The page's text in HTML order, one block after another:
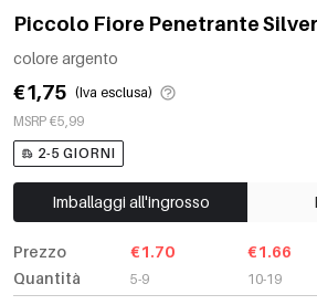
Piccolo Fiore Penetrante
colore argento
€1,75 (Iva esclusa)
MSRP €5,99
2-5 GIORNI
Imballaggi all'ingrosso
Prezzo
Quantità
€1.70
5-9
€1.66
10-19